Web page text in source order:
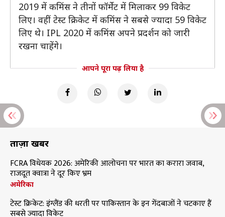
2019 में कमिंस ने तीनों फॉर्मेट में मिलाकर 99 विकेट
लिए। वहीं टेस्ट क्रिकेट में कमिंस ने सबसे ज्यादा 59 विकेट
लिए थे। IPL 2020 में कमिंस अपने प्रदर्शन को जारी
रखना चाहेंगे।
आपने पूरा पढ़ लिया है
ताज़ा खबरें
FCRA विधेयक 2026: अमेरिकी आलोचना पर भारत का करारा जवाब,
राजदूत क्वात्रा ने दूर किए भ्रम
अमेरिका
टेस्ट क्रिकेट: इंग्लैंड की धरती पर पाकिस्तान के इन गेंदबाजों ने चटकाए हैं
सबसे ज्यादा विकेट